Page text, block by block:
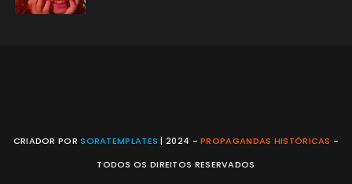
CRIADOR PORSORATEMPLATES | 2024 -PROPAGANDAS HISTÓRICAS -
TODOS OS DIREITOS RESERVADOS